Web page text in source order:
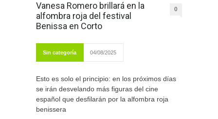
Vanesa Romero brillará en la
alfombra roja del festival
Benissa en Corto
0
Sin categoría 04/08/2025
Esto es solo el principio: en los próximos días
se irán desvelando más figuras del cine
español que desfilarán por la alfombra roja
benissera